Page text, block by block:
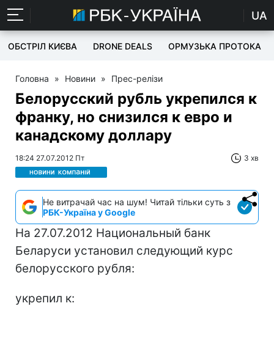
UA
ОБСТРІЛ КИЄВА DRONE DEALS ОРМУЗЬКА ПРОТОКА
Головна » Новини » Прес-релізи
Белорусский рубль укрепился к
франку, но снизился к евро и
канадскому доллару
18:24 27.07.2012 Пт 3 хв
Не витрачай час на шум! Читай тільки суть з
РБК-Україна у Google
На 27.07.2012 Национальный банк
Беларуси установил следующий курс
белорусского рубля:
укрепил к: